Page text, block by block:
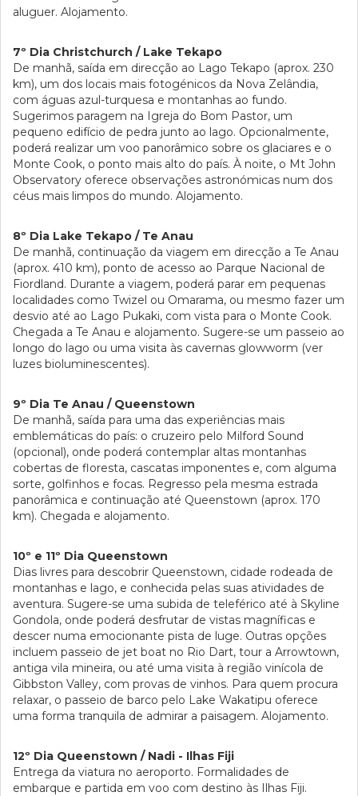
aluguer. Alojamento.
7º Dia Christchurch / Lake Tekapo
De manhã, saída em direcção ao Lago Tekapo (aprox. 230
km), um dos locais mais fotogénicos da Nova Zelândia,
com águas azul-turquesa e montanhas ao fundo.
Sugerimos paragem na Igreja do Bom Pastor, um
pequeno edifício de pedra junto ao lago. Opcionalmente,
poderá realizar um voo panorâmico sobre os glaciares e o
Monte Cook, o ponto mais alto do país. À noite, o Mt John
Observatory oferece observações astronómicas num dos
céus mais limpos do mundo. Alojamento.
8º Dia Lake Tekapo / Te Anau
De manhã, continuação da viagem em direcção a Te Anau
(aprox. 410 km), ponto de acesso ao Parque Nacional de
Fiordland. Durante a viagem, poderá parar em pequenas
localidades como Twizel ou Omarama, ou mesmo fazer um
desvio até ao Lago Pukaki, com vista para o Monte Cook.
Chegada a Te Anau e alojamento. Sugere-se um passeio ao
longo do lago ou uma visita às cavernas glowworm (ver
luzes bioluminescentes).
9º Dia Te Anau / Queenstown
De manhã, saída para uma das experiências mais
emblemáticas do país: o cruzeiro pelo Milford Sound
(opcional), onde poderá contemplar altas montanhas
cobertas de floresta, cascatas imponentes e, com alguma
sorte, golfinhos e focas. Regresso pela mesma estrada
panorâmica e continuação até Queenstown (aprox. 170
km). Chegada e alojamento.
10º e 11º Dia Queenstown
Dias livres para descobrir Queenstown, cidade rodeada de
montanhas e lago, e conhecida pelas suas atividades de
aventura. Sugere-se uma subida de teleférico até à Skyline
Gondola, onde poderá desfrutar de vistas magníficas e
descer numa emocionante pista de luge. Outras opções
incluem passeio de jet boat no Rio Dart, tour a Arrowtown,
antiga vila mineira, ou até uma visita à região vinícola de
Gibbston Valley, com provas de vinhos. Para quem procura
relaxar, o passeio de barco pelo Lake Wakatipu oferece
uma forma tranquila de admirar a paisagem. Alojamento.
12º Dia Queenstown / Nadi - Ilhas Fiji
Entrega da viatura no aeroporto. Formalidades de
embarque e partida em voo com destino às Ilhas Fiji.